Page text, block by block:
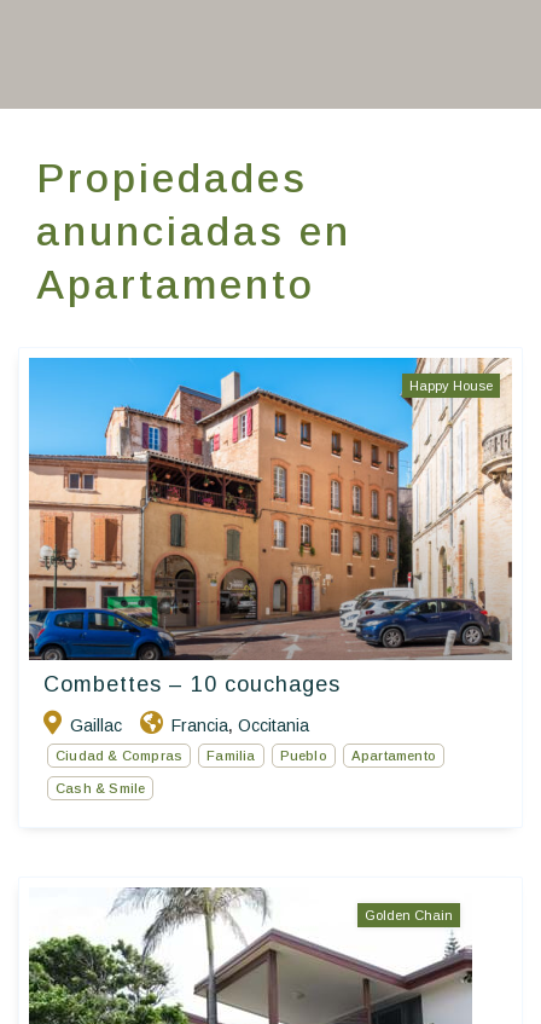
ES
Propiedades
anunciadas en
Apartamento
Happy House
Combettes – 10 couchages
Gaillac Francia, Occitania
Ciudad & Compras Familia Pueblo Apartamento
Cash & Smile
Golden Chain